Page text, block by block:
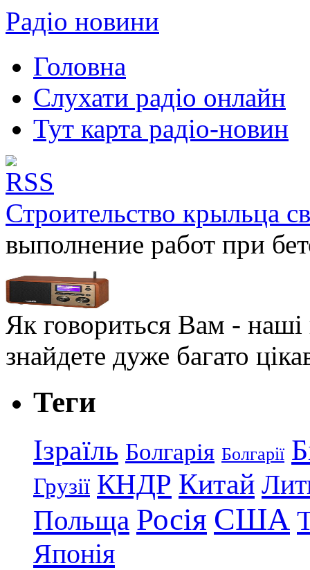
Радіо новини
Головна
Слухати радіо онлайн
Тут карта радіо-новин
Строительство крыльца
выполнение работ при
Як говориться Вам - наші
знайдете дуже багато
Теги
Ізраїль Болгарія Болгарії
Грузії КНДР Китай
Польща Росія США
Японія